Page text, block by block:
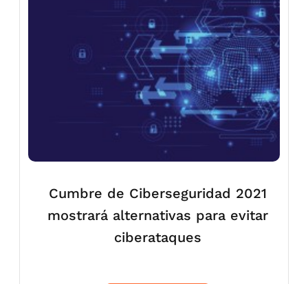
Cumbre de Ciberseguridad 2021
mostrará alternativas para evitar
ciberataques